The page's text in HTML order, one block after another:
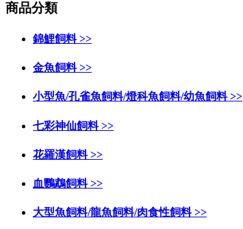
商品分類
錦鯉飼料 >>
金魚飼料 >>
小型魚/孔雀魚飼料/燈科魚飼料/幼魚飼料 >>
七彩神仙飼料 >>
花羅漢飼料 >>
血鸚鵡飼料 >>
大型魚飼料/龍魚飼料/肉食性飼料 >>